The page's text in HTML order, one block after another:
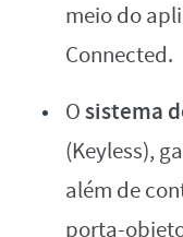
meio do
Connected.
Osistema
(Keyless),
além de
porta-